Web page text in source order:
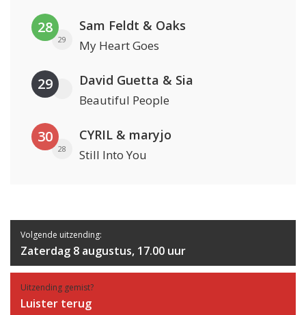
28
29
Sam Feldt & Oaks
My Heart Goes
29 David Guetta & Sia
Beautiful People
30
28
CYRIL & maryjo
Still Into You
Volgende uitzending:
Zaterdag 8 augustus, 17.00 uur
Uitzending gemist?
Luister terug